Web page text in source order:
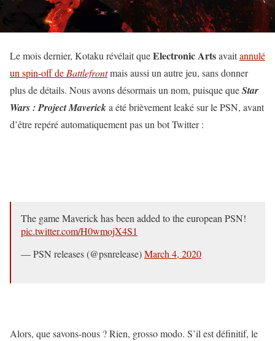
Le mois dernier, Kotaku révélait queElectronic Artsavaitannulé
un spin-off de Battlefrontmais aussi un autre jeu, sans donner
plus de détails. Nous avons désormais un nom, puisque queStar
Wars : Project Mavericka été brièvement leaké sur le PSN, avant
d’être repéré automatiquement pas un bot Twitter :
The game Maverick has been added to the european PSN!
pic.twitter.com/H0wmojX4S1
— PSN releases (@psnrelease)March 4, 2020
Alors, que savons-nous ? Rien, grosso modo. S’il est définitif, le